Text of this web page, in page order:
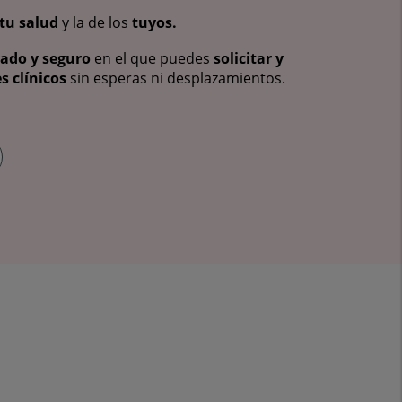
tu salud y la de los tuyos.
y seguro en el que puedes solicitar y
clínicos sin esperas ni desplazamientos.